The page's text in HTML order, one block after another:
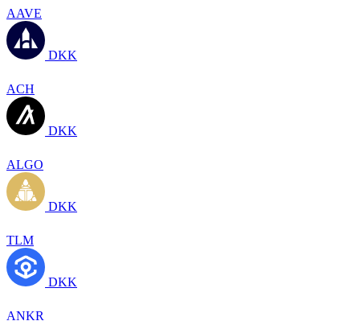
AAVE
DKK
ACH
DKK
ALGO
DKK
TLM
DKK
ANKR